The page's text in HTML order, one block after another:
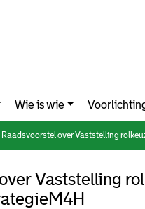
Wie is wie
Raadsvoorstel over Vaststelling rolkeuze en financiering van
Vaststelling